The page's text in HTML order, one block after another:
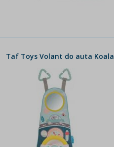
Taf Toys Volant do auta Koala